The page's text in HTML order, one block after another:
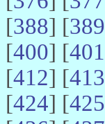
[388] [389
[400] [401
[412] [413
[424] [425